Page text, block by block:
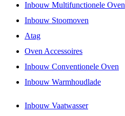
Inbouw Multifunctionele Oven
Inbouw Stoomoven
Atag
Oven Accessoires
Inbouw Conventionele Oven
Inbouw Warmhoudlade
Inbouw Vaatwasser